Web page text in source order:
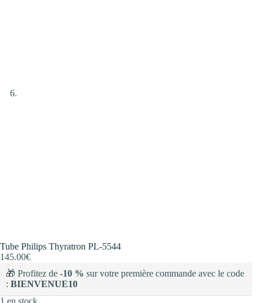
Tube Philips Thyratron PL-5544
145.00€
🎁 Profitez de -10 % sur votre première commande avec le code
: BIENVENUE10
1 en stock